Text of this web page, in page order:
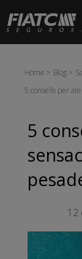
Salta al contingut
Home Blog
5 consells per
5
12